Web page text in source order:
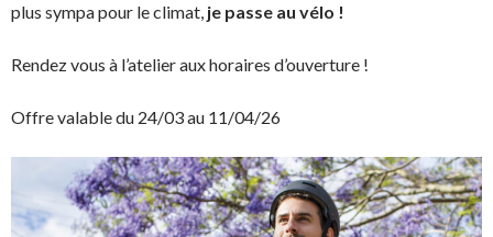
plus sympa pour le climat, je passe au vélo !
Rendez vous à l’atelier aux horaires d’ouverture !
Offre valable du 24/03 au 11/04/26